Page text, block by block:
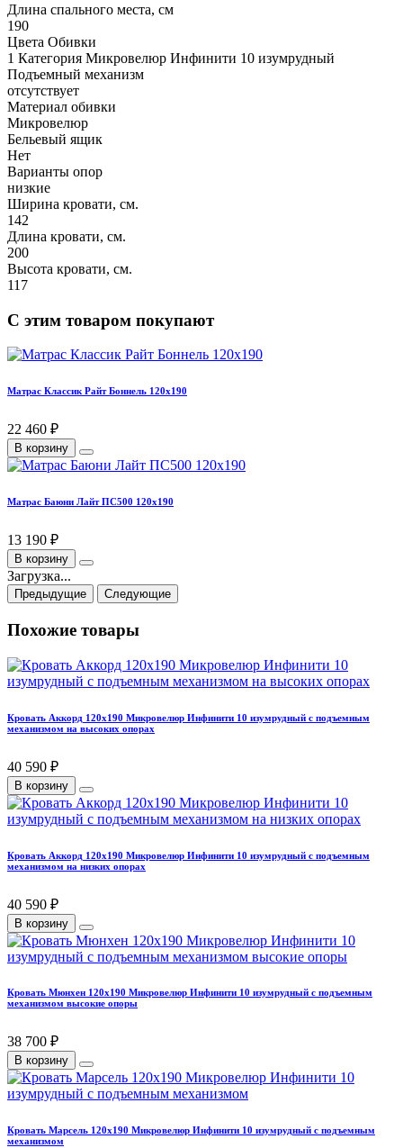
Длина спального места, см
190
Цвета Обивки
1 Категория Микровелюр Инфинити 10 изумрудный
Подъемный механизм
отсутствует
Материал обивки
Микровелюр
Бельевый ящик
Нет
Варианты опор
низкие
Ширина кровати, см.
142
Длина кровати, см.
200
Высота кровати, см.
117
С этим товаром покупают
Матрас Классик Райт Боннель 120х190
22 460 ₽
В корзину
Матрас Баюни Лайт ПС500 120х190
13 190 ₽
В корзину
Загрузка...
Предыдущие Следующие
Похожие товары
Кровать Аккорд 120х190 Микровелюр Инфинити 10 изумрудный с подъемным
механизмом на высоких опорах
40 590 ₽
В корзину
Кровать Аккорд 120х190 Микровелюр Инфинити 10 изумрудный с подъемным
механизмом на низких опорах
40 590 ₽
В корзину
Кровать Мюнхен 120х190 Микровелюр Инфинити 10 изумрудный с подъемным
механизмом высокие опоры
38 700 ₽
В корзину
Кровать Марсель 120х190 Микровелюр Инфинити 10 изумрудный с подъемным
механизмом